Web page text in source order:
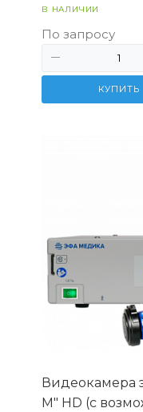
В НАЛИЧИИ
По запросу
КУПИТЬ
Видеокамера
М" HD (с